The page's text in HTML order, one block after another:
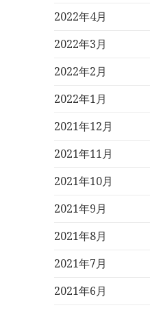
2022年4月
2022年3月
2022年2月
2022年1月
2021年12月
2021年11月
2021年10月
2021年9月
2021年8月
2021年7月
2021年6月